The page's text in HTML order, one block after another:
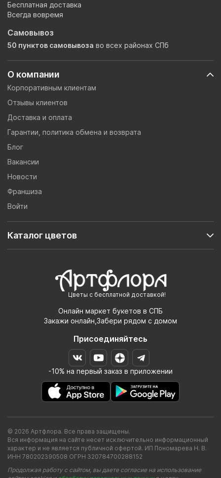
Цветы с бесплатной доставкой!
Онлайн маркет букетов в СПБ
Закажи онлайн,Забери рядом с домом
Присоединяйтесь
-10% на первый заказ в приложении
О компании
Корпоративным клиентам
Отзывы клиентов
Доставка и оплата
Гарантии, политика обмена и возврата
Блог
Вакансии
Новости
Франшиза
Войти
Каталог цветов
Бесплатная доставка
Всегда вовремя
Самовывоз
50 пунктов самовывоза во всех районах СПб
© 2026 Артфлора. Все права защищены.
Вся информация на сайте несет исключительно информационный
характер и не является публичной офертой. ИП Пономарева Н. В.
ИНН 780202390508 ОГРН 320784700288152
Продолжая работу с сайтом, вы даете согласие на использование